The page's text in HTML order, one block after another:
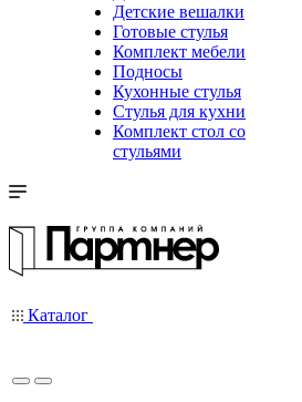
Детские вешалки
Готовые стулья
Комплект мебели
Подносы
Кухонные стулья
Стулья для кухни
Комплект стол со
стульями
Каталог